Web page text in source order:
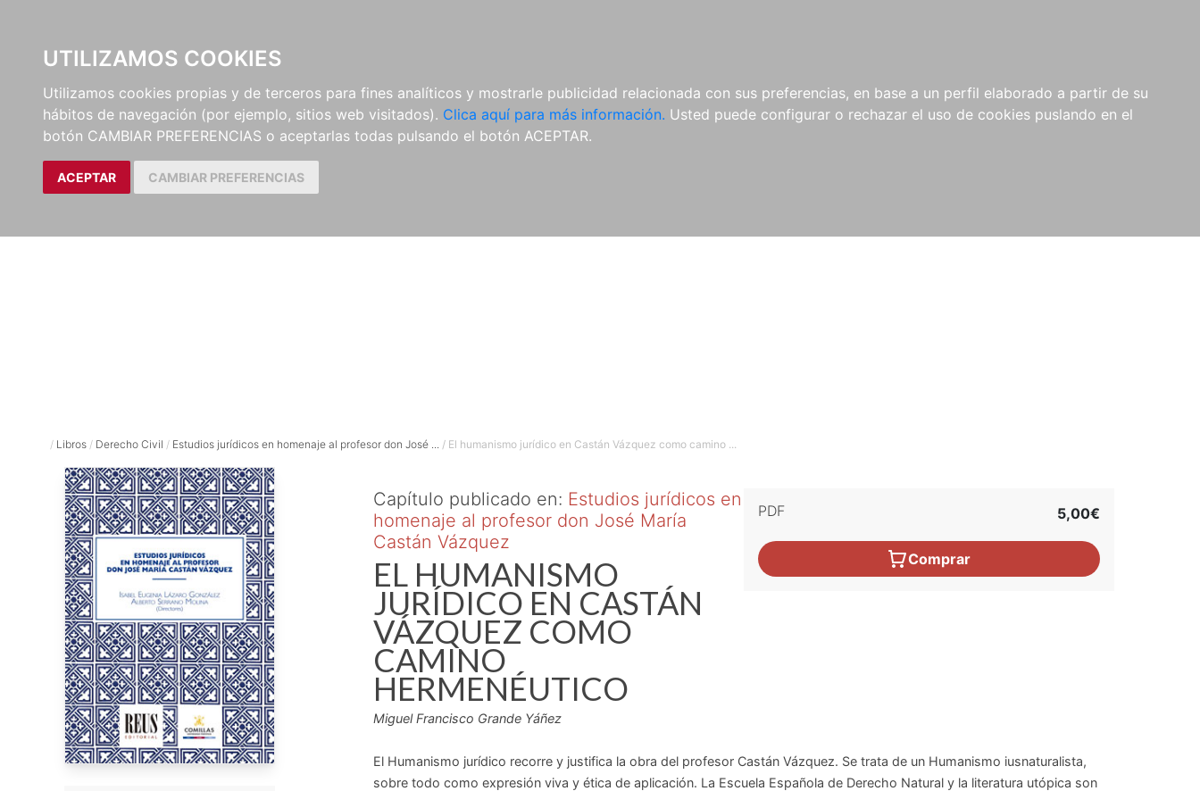
UTILIZAMOS COOKIES
Utilizamos cookies propias y de terceros para fines analíticos y mostrarle publicidad relacionada con sus preferencias, en base a un perfil elaborado a partir de su
hábitos de navegación (por ejemplo, sitios web visitados). Clica aquí para más información. Usted puede configurar o rechazar el uso de cookies puslando en el
botón CAMBIAR PREFERENCIAS o aceptarlas todas pulsando el botón ACEPTAR.
ACEPTAR CAMBIAR PREFERENCIAS
EDITORIAL E-BOOKS
LibrosAutoresColecciones
/ Libros / Derecho Civil / Estudios jurídicos en homenaje al profesor don José ... / El humanismo jurídico en Castán Vázquez como camino ...
Capítulo publicado en: Estudios jurídicos en
homenaje al profesor don José María
Castán Vázquez
EL HUMANISMO
JURÍDICO EN CASTÁN
VÁZQUEZ COMO
CAMINO
HERMENÉUTICO
Miguel Francisco Grande Yáñez
PDF 5,00€
Comprar
El Humanismo jurídico recorre y justifica la obra del profesor Castán Vázquez. Se trata de un Humanismo iusnaturalista,
sobre todo como expresión viva y ética de aplicación. La Escuela Española de Derecho Natural y la literatura utópica son